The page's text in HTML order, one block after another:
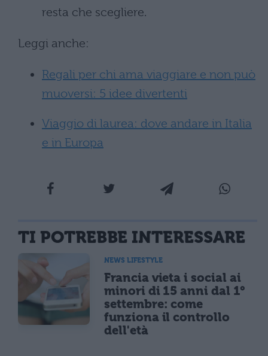
resta che scegliere.
Leggi anche:
Regali per chi ama viaggiare e non può
muoversi: 5 idee divertenti
Viaggio di laurea: dove andare in Italia
e in Europa
TI POTREBBE INTERESSARE
NEWS LIFESTYLE
Francia vieta i social ai
minori di 15 anni dal 1°
settembre: come
funziona il controllo
dell'età